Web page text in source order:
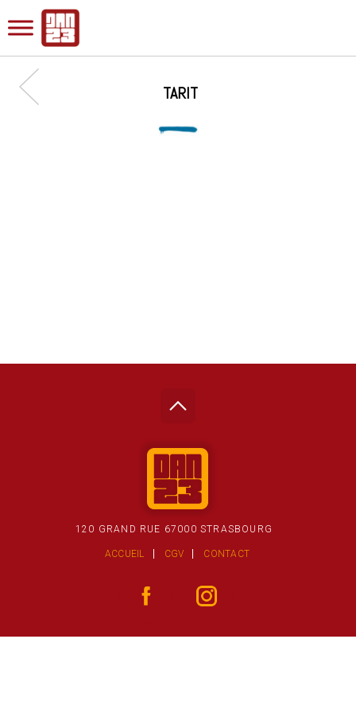
TARIT
120 GRAND RUE 67000 STRASBOURG
ACCUEIL CGV CONTACT